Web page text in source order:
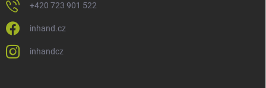
+420 723 901 522
inhand.cz
inhandcz